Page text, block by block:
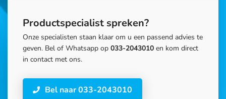
Productspecialist spreken?
Onze specialisten staan klaar om u een passend advies te
geven. Bel of Whatsapp op 033-2043010 en kom direct
in contact met ons.
Bel naar 033-2043010